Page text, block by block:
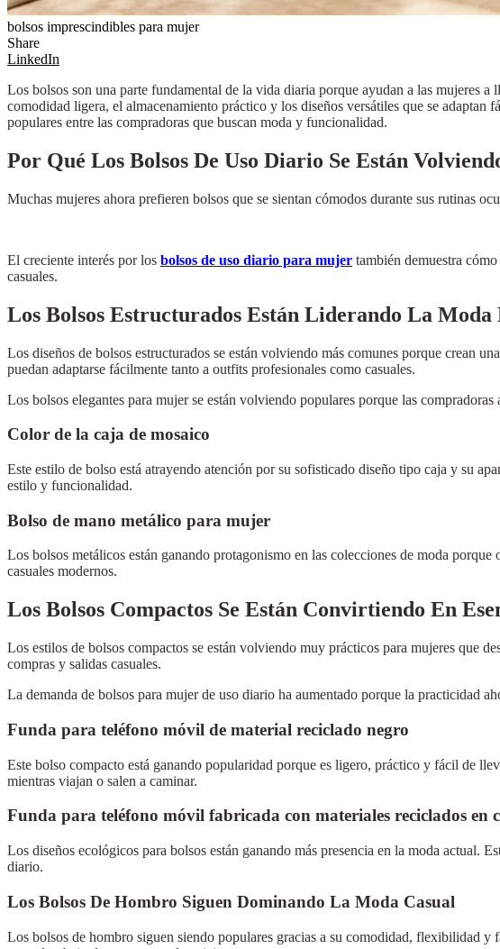
bolsos imprescindibles para mujer
Share
LinkedIn
Los bolsos son una parte fundamental de la vida diaria porque ayudan a las mujeres
comodidad ligera, el almacenamiento práctico y los diseños versátiles que se adaptan
populares entre las compradoras que buscan moda y funcionalidad.
Por Qué Los Bolsos De Uso Diario Se Están
Muchas mujeres ahora prefieren bolsos que se sientan cómodos durante sus rutinas
El creciente interés por los bolsos de uso diario para mujer también demuestra
casuales.
Los Bolsos Estructurados Están Liderando La Moda
Los diseños de bolsos estructurados se están volviendo más comunes porque crean
puedan adaptarse fácilmente tanto a outfits profesionales como casuales.
Los bolsos elegantes para mujer se están volviendo populares porque las
Color de la caja de mosaico
Este estilo de bolso está atrayendo atención por su sofisticado diseño tipo caja y su
estilo y funcionalidad.
Bolso de mano metálico para mujer
Los bolsos metálicos están ganando protagonismo en las colecciones de moda
casuales modernos.
Los Bolsos Compactos Se Están Convirtiendo En
Los estilos de bolsos compactos se están volviendo muy prácticos para mujeres que
compras y salidas casuales.
La demanda de bolsos para mujer de uso diario ha aumentado porque la practicidad
Funda para teléfono móvil de material reciclado negro
Este bolso compacto está ganando popularidad porque es ligero, práctico y fácil de
mientras viajan o salen a caminar.
Funda para teléfono móvil fabricada con materiales reciclados en
Los diseños ecológicos para bolsos están ganando más presencia en la moda actual.
diario.
Los Bolsos De Hombro Siguen Dominando La Moda Casual
Los bolsos de hombro siguen siendo populares gracias a su comodidad, flexibilidad